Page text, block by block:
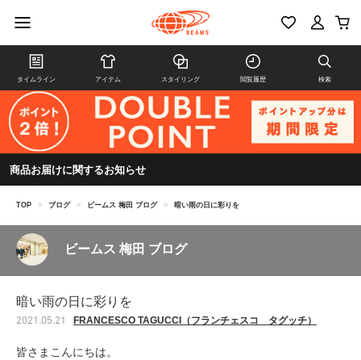
タイムライン アイテム スタイリング 閲覧履歴 検索
商品お届けに関するお知らせ
TOP > ブログ > ビームス 梅田 ブログ > 暗い雨の日に彩りを
ビームス 梅田 ブログ
暗い雨の日に彩りを
2021.05.21 FRANCESCO TAGUCCI（フランチェスコ タグッチ）
皆さまこんにちは。